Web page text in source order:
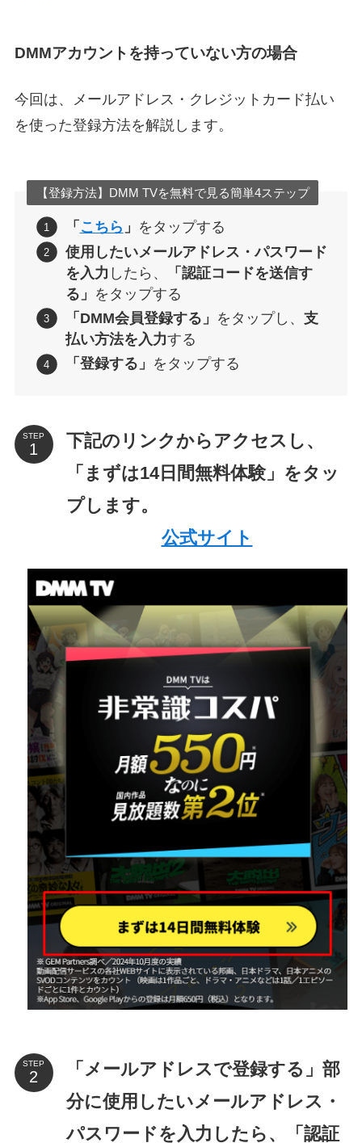
DMMアカウントを持っていない方の場合
今回は、メールアドレス・クレジットカード払い
を使った登録方法を解説します。
【登録方法】DMM TVを無料で見る簡単4ステップ
「 こちら 」 をタップする
使用したいメールアドレス・パスワード
を入力 したら、
「認証コードを送信す
る」 をタップする
「DMM会員登録する」 をタップし、 支
払い方法を入力する
「登録する」 をタップする
STEP
下記のリンクからアクセスし、
「まずは14日間無料体験」をタッ
プします。
公式サイト
STEP
「メールアドレスで登録する」部
分に使用したいメールアドレス・
パスワードを入力したら、「認証